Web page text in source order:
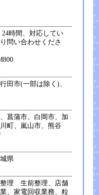
時間、対応してい
問い合わせくださ
田市(一部は除く)、
菖蒲市、白岡市、加
町、嵐山市、熊谷
県
整理 生前整理、店舗
、家電回収業務、粒